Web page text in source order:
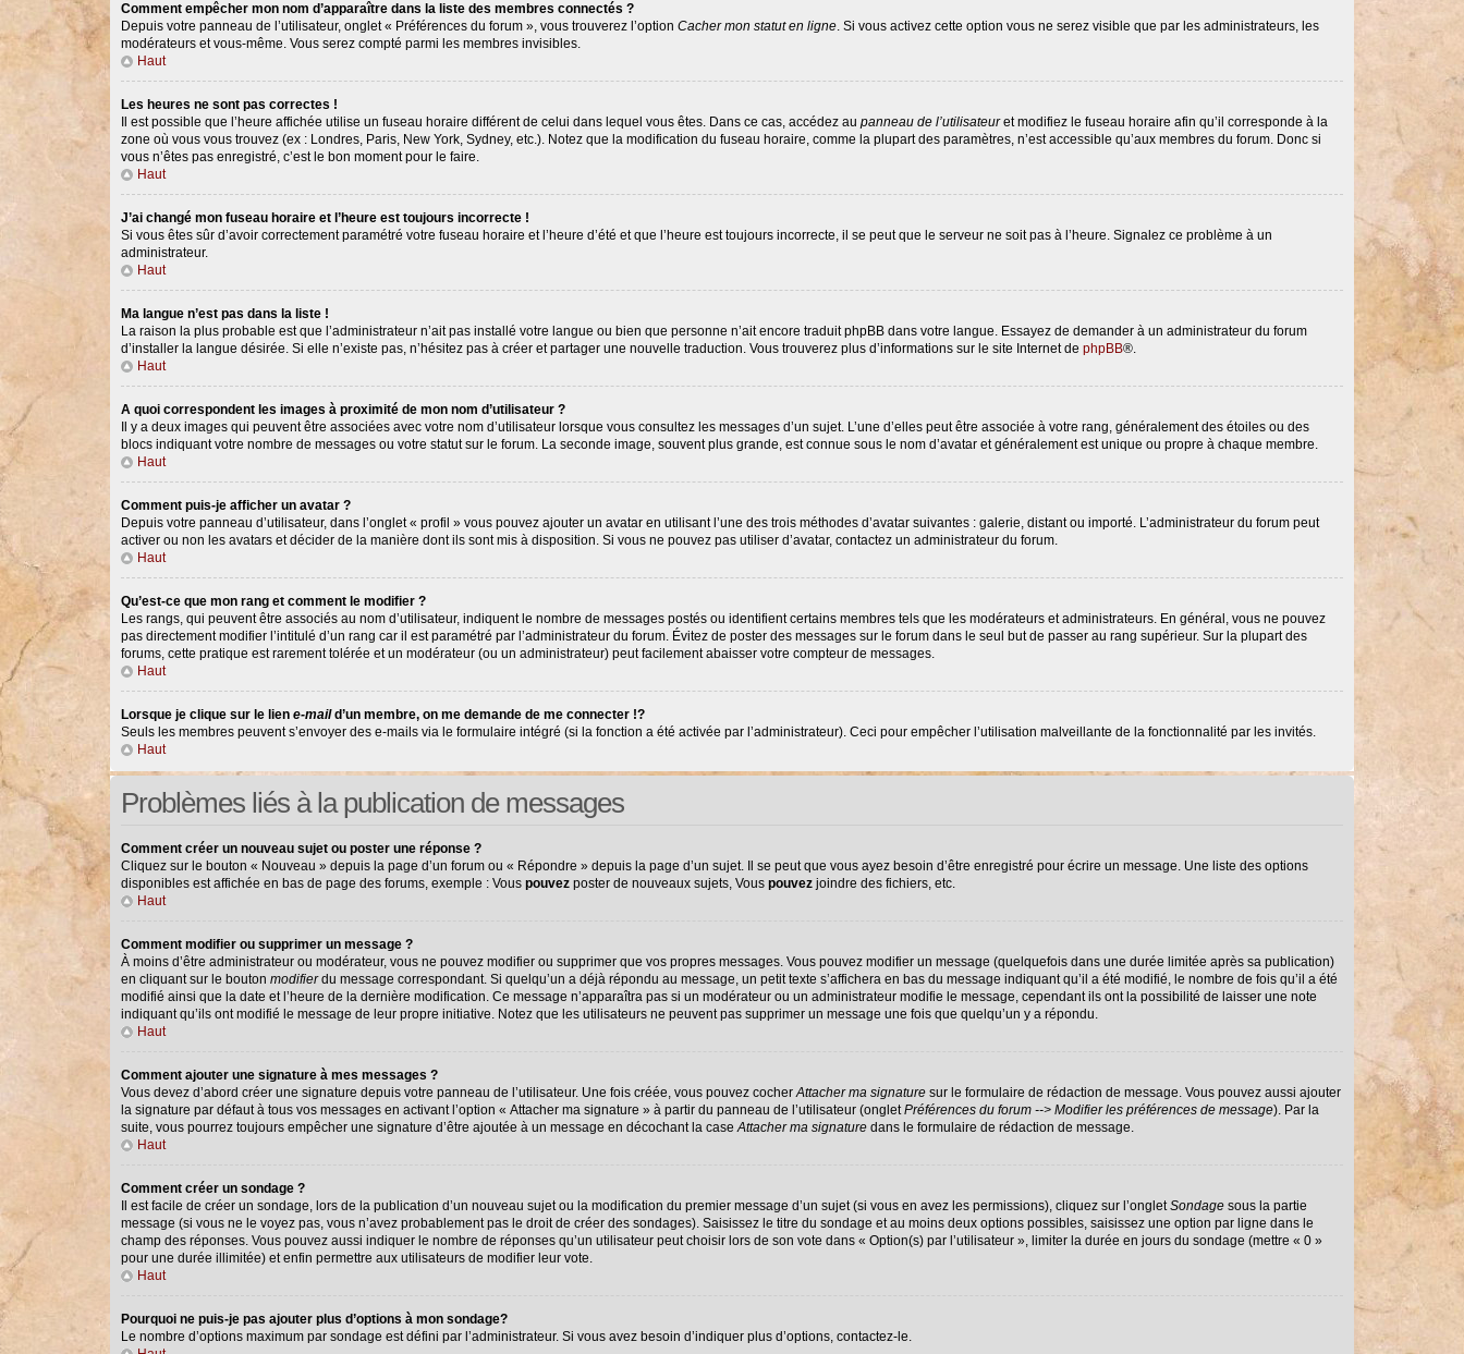
Comment empêcher mon nom d’apparaître dans la liste des membres connectés ?
Depuis votre panneau de l’utilisateur, onglet « Préférences du forum », vous trouverez l’option Cacher mon statut en ligne. Si vous activez cette option vous ne serez visible que par les administrateurs, les
modérateurs et vous-même. Vous serez compté parmi les membres invisibles.
Haut
Les heures ne sont pas correctes !
Il est possible que l’heure affichée utilise un fuseau horaire différent de celui dans lequel vous êtes. Dans ce cas, accédez au panneau de l’utilisateuret modifiez le fuseau horaire afin qu’il corresponde à la
zone où vous vous trouvez (ex : Londres, Paris, New York, Sydney, etc.). Notez que la modification du fuseau horaire, comme la plupart des paramètres, n’est accessible qu’aux membres du forum. Donc si
vous n’êtes pas enregistré, c’est le bon moment pour le faire.
Haut
J’ai changé mon fuseau horaire et l’heure est toujours incorrecte !
Si vous êtes sûr d’avoir correctement paramétré votre fuseau horaire et l’heure d’été et que l’heure est toujours incorrecte, il se peut que le serveur ne soit pas à l’heure. Signalez ce problème à un
administrateur.
Haut
Ma langue n’est pas dans la liste !
La raison la plus probable est que l’administrateur n’ait pas installé votre langue ou bien que personne n’ait encore traduit phpBB dans votre langue. Essayez de demander à un administrateur du forum
d’installer la langue désirée. Si elle n’existe pas, n’hésitez pas à créer et partager une nouvelle traduction. Vous trouverez plus d’informations sur le site Internet de phpBB®.
Haut
A quoi correspondent les images à proximité de mon nom d’utilisateur ?
Il y a deux images qui peuvent être associées avec votre nom d’utilisateur lorsque vous consultez les messages d’un sujet. L’une d’elles peut être associée à votre rang, généralement des étoiles ou des
blocs indiquant votre nombre de messages ou votre statut sur le forum. La seconde image, souvent plus grande, est connue sous le nom d’avatar et généralement est unique ou propre à chaque membre.
Haut
Comment puis-je afficher un avatar ?
Depuis votre panneau d’utilisateur, dans l’onglet « profil » vous pouvez ajouter un avatar en utilisant l’une des trois méthodes d’avatar suivantes : galerie, distant ou importé. L’administrateur du forum peut
activer ou non les avatars et décider de la manière dont ils sont mis à disposition. Si vous ne pouvez pas utiliser d’avatar, contactez un administrateur du forum.
Haut
Qu’est-ce que mon rang et comment le modifier ?
Les rangs, qui peuvent être associés au nom d’utilisateur, indiquent le nombre de messages postés ou identifient certains membres tels que les modérateurs et administrateurs. En général, vous ne pouvez
pas directement modifier l’intitulé d’un rang car il est paramétré par l’administrateur du forum. Évitez de poster des messages sur le forum dans le seul but de passer au rang supérieur. Sur la plupart des
forums, cette pratique est rarement tolérée et un modérateur (ou un administrateur) peut facilement abaisser votre compteur de messages.
Haut
Lorsque je clique sur le lien e-maild’un membre, on me demande de me connecter !?
Seuls les membres peuvent s’envoyer des e-mails via le formulaire intégré (si la fonction a été activée par l’administrateur). Ceci pour empêcher l’utilisation malveillante de la fonctionnalité par les invités.
Haut
Problèmes liés à la publication de messages
Comment créer un nouveau sujet ou poster une réponse ?
Cliquez sur le bouton « Nouveau » depuis la page d’un forum ou « Répondre » depuis la page d’un sujet. Il se peut que vous ayez besoin d’être enregistré pour écrire un message. Une liste des options
disponibles est affichée en bas de page des forums, exemple : Vous pouvezposter de nouveaux sujets, Vous pouvezjoindre des fichiers, etc.
Haut
Comment modifier ou supprimer un message ?
À moins d’être administrateur ou modérateur, vous ne pouvez modifier ou supprimer que vos propres messages. Vous pouvez modifier un message (quelquefois dans une durée limitée après sa publication)
en cliquant sur le bouton modifierdu message correspondant. Si quelqu’un a déjà répondu au message, un petit texte s’affichera en bas du message indiquant qu’il a été modifié, le nombre de fois qu’il a été
modifié ainsi que la date et l’heure de la dernière modification. Ce message n’apparaîtra pas si un modérateur ou un administrateur modifie le message, cependant ils ont la possibilité de laisser une note
indiquant qu’ils ont modifié le message de leur propre initiative. Notez que les utilisateurs ne peuvent pas supprimer un message une fois que quelqu’un y a répondu.
Haut
Comment ajouter une signature à mes messages ?
Vous devez d’abord créer une signature depuis votre panneau de l’utilisateur. Une fois créée, vous pouvez cocherAttacher ma signaturesur le formulaire de rédaction de message. Vous pouvez aussi ajouter
la signature par défaut à tous vos messages en activant l’option « Attacher ma signature » à partir du panneau de l’utilisateur (ongletPréférences du forum --> Modifier les préférences de message). Par la
suite, vous pourrez toujours empêcher une signature d’être ajoutée à un message en décochant la caseAttacher ma signaturedans le formulaire de rédaction de message.
Haut
Comment créer un sondage ?
Il est facile de créer un sondage, lors de la publication d’un nouveau sujet ou la modification du premier message d’un sujet (si vous en avez les permissions), cliquez sur l’ongletSondagesous la partie
message (si vous ne le voyez pas, vous n’avez probablement pas le droit de créer des sondages). Saisissez le titre du sondage et au moins deux options possibles, saisissez une option par ligne dans le
champ des réponses. Vous pouvez aussi indiquer le nombre de réponses qu’un utilisateur peut choisir lors de son vote dans « Option(s) par l’utilisateur », limiter la durée en jours du sondage (mettre « 0 »
pour une durée illimitée) et enfin permettre aux utilisateurs de modifier leur vote.
Haut
Pourquoi ne puis-je pas ajouter plus d’options à mon sondage?
Le nombre d’options maximum par sondage est défini par l’administrateur. Si vous avez besoin d’indiquer plus d’options, contactez-le.